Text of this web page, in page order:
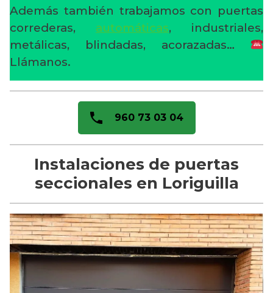
Además también trabajamos con puertas
correderas, automáticas, industriales,
metálicas, blindadas, acorazadas…
Llámanos.
960 73 03 04
Instalaciones de puertas
seccionales en Loriguilla